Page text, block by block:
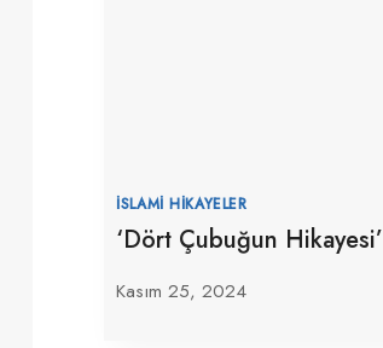
İSLAMI HIKAYELER
‘Dört Çubuğun Hikayesi’
Kasım 25, 2024